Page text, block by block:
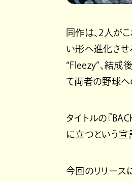
同作は、2人が
い形へ進化させ
“Fleezy”、結成
て両者の野球へ
タイトルの『
に立つという宣
今回のリリース